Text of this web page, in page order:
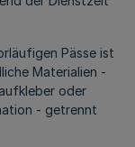
Pässe ist
Materialien -
oder
- getrennt